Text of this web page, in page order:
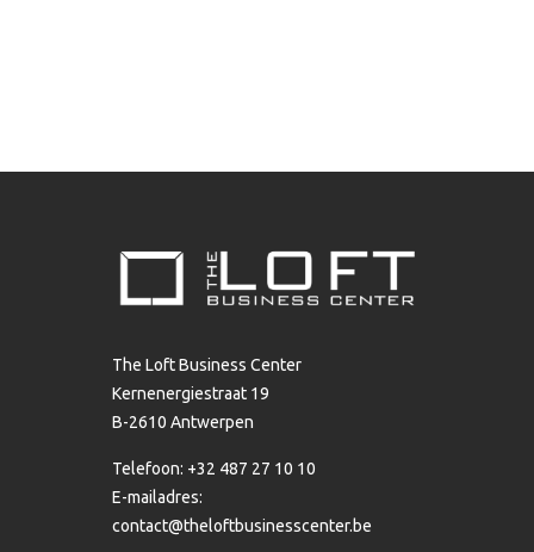
The Loft Business Center
Kernenergiestraat 19
B-2610 Antwerpen
Telefoon: +32 487 27 10 10
E-mailadres:
contact@theloftbusinesscenter.be